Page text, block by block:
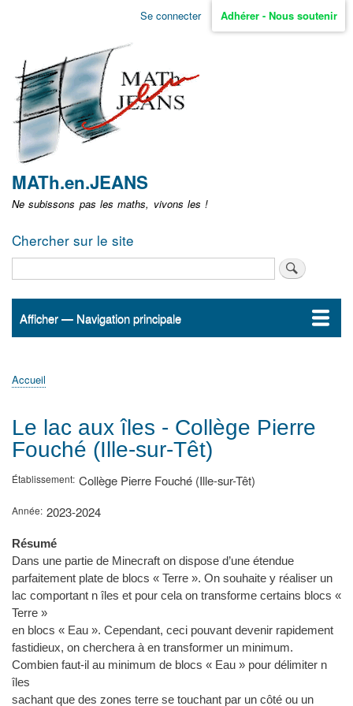
Aller
non
identifié
Se connecter Adhérer - Nous soutenir
MATh.en.JEANS
Ne subissons pas les maths, vivons les !
Chercher sur le site
Navigation
Afficher — Navigation principale
Accueil
ActualitésMATh.en.JEANS ?
Régions et Ateliers
Créer, gérer un atelier
Sujets/Publications
Congrès
d'Ariane
Accueil
Le lac aux îles - Collège Pierre
Fouché (Ille-sur-Têt)
Établissement Collège Pierre Fouché (Ille-sur-Têt)
Année 2023-2024
Résumé
Dans une partie de Minecraft on dispose d’une étendue
parfaitement plate de blocs « Terre ». On souhaite y réaliser un
lac comportant n îles et pour cela on transforme certains blocs «
Terre »
en blocs « Eau ». Cependant, ceci pouvant devenir rapidement
fastidieux, on cherchera à en transformer un minimum.
Combien faut-il au minimum de blocs « Eau » pour délimiter n
îles
sachant que des zones terre se touchant par un côté ou un